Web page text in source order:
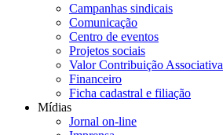
Campanhas sindicais
Comunicação
Centro de eventos
Projetos sociais
Valor Contribuição Associativa
Financeiro
Ficha cadastral e filiação
Mídias
Jornal on-line